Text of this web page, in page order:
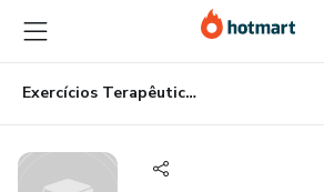
para
o
conteúdo
principal
para
o
pagamento
para
o
rodapé
Exercícios Terapêuticos para Ombro